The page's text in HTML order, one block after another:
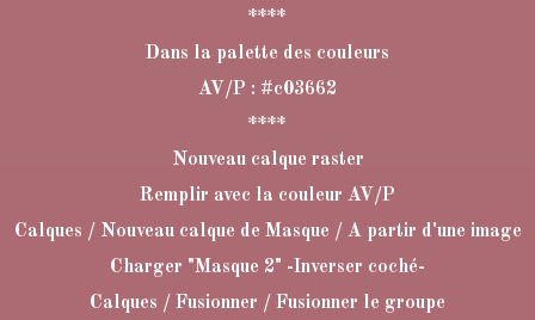
****
Dans la palette des couleurs
AV/P : #c03662
****
Nouveau calque raster
Remplir avec la couleur AV/P
Calques / Nouveau calque de Masque / A partir d'une image
Charger "Masque 2" -Inverser coché-
Calques / Fusionner / Fusionner le groupe